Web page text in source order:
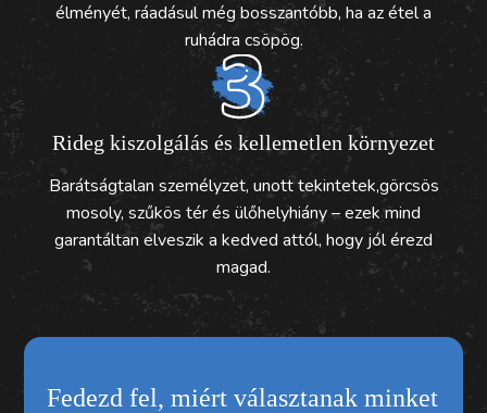
élményét, ráadásul még bosszantóbb, ha az étel a
ruhádra csöpög.
Rideg kiszolgálás és kellemetlen környezet
Barátságtalan személyzet, unott tekintetek,görcsös
mosoly, szűkös tér és ülőhelyhiány – ezek mind
garantáltan elveszik a kedved attól, hogy jól érezd
magad.
Fedezd fel, miért választanak minket